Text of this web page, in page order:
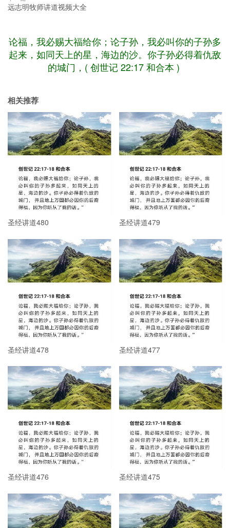
远志明牧师讲道视频大全
论福，我必赐大福给你；论子孙，我必叫你的子孙多
起来，如同天上的星，海边的沙。你子孙必得着仇敌
的城门，( 创世记 22:17 和合本 )
相关推荐
圣经讲道480 圣经讲道479
圣经讲道478 圣经讲道477
圣经讲道476 圣经讲道475